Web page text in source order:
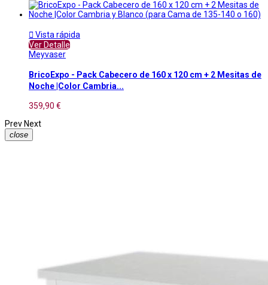
 Vista rápida
Ver Detalle
Meyvaser
BricoExpo - Pack Cabecero de 160 x 120 cm + 2 Mesitas de
Noche |Color Cambria...
359,90 €
Prev Next
close